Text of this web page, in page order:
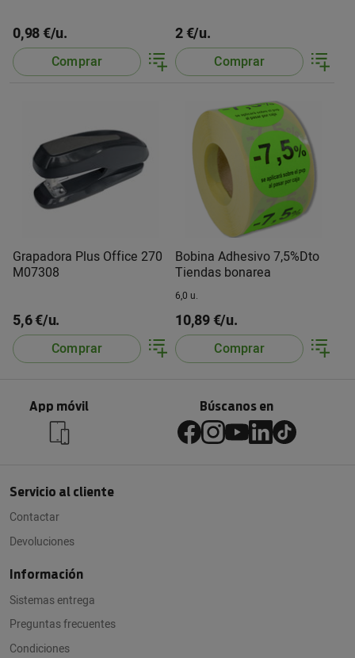
0,98 €/u.
Comprar
2 €/u.
Comprar
Grapadora Plus Office 270
M07308
5,6 €/u.
Comprar
Bobina Adhesivo 7,5%Dto
Tiendas bonarea
6,0 u.
10,89 €/u.
Comprar
App móvil Búscanos en
Servicio al cliente
Contactar
Devoluciones
Información
Sistemas entrega
Preguntas frecuentes
Condiciones